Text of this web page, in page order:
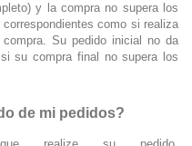
y la compra no supera los
como si realiza
Su pedido inicial no da
su compra final no supera los
de mi pedidos?